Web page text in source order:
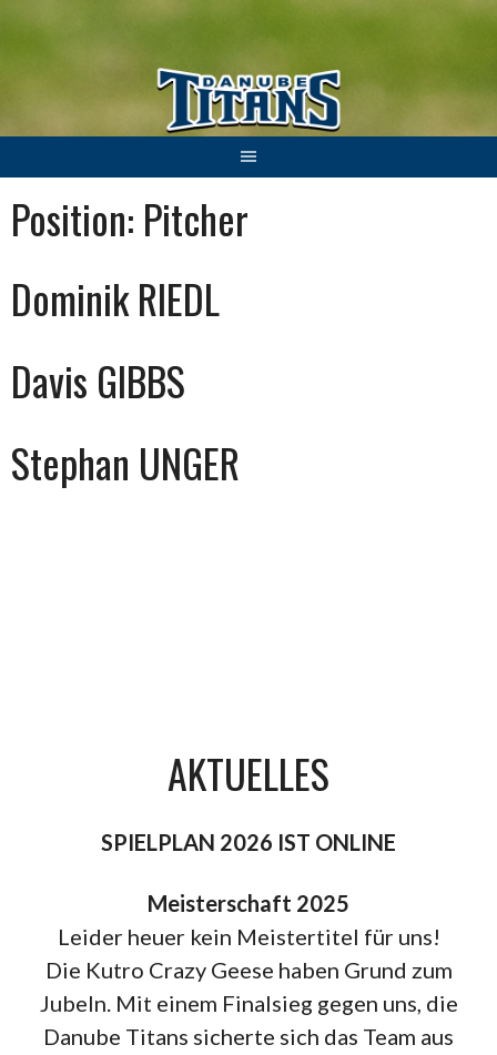
Position: Pitcher
Dominik RIEDL
Davis GIBBS
Stephan UNGER
AKTUELLES
SPIELPLAN 2026 IST ONLINE
Meisterschaft 2025
Leider heuer kein Meistertitel für uns!
Die Kutro Crazy Geese haben Grund zum
Jubeln. Mit einem Finalsieg gegen uns, die
Danube Titans sicherte sich das Team aus